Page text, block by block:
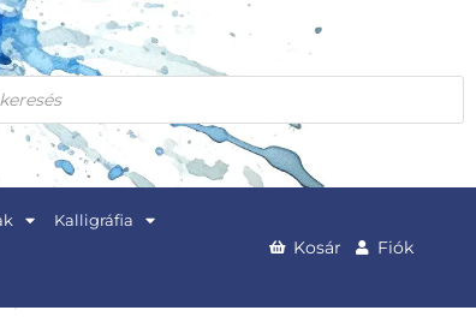
Kalligráfia
Kosár Fiók